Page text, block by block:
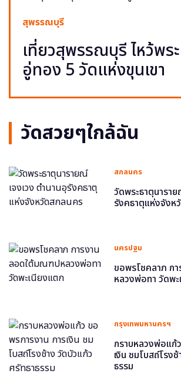
สุพรรณบุรี
เที่ยวสุพรรณบุรี ไหว้พร
อู่ทอง 5 วัดแห่งขุนเขา
วัดสวยๆใกล้ฉัน
สกลนคร
วัดพระธาตุนารา
รังคธาตุแห่งจังห
นครปฐม
ขอพรโชคลาภ ก
หลวงพ่อทา วัดพะ
กรุงเทพมหานครฯ
กราบหลวงพ่อแก้
เงิน ชมโบสถ์โรง
ธรรม